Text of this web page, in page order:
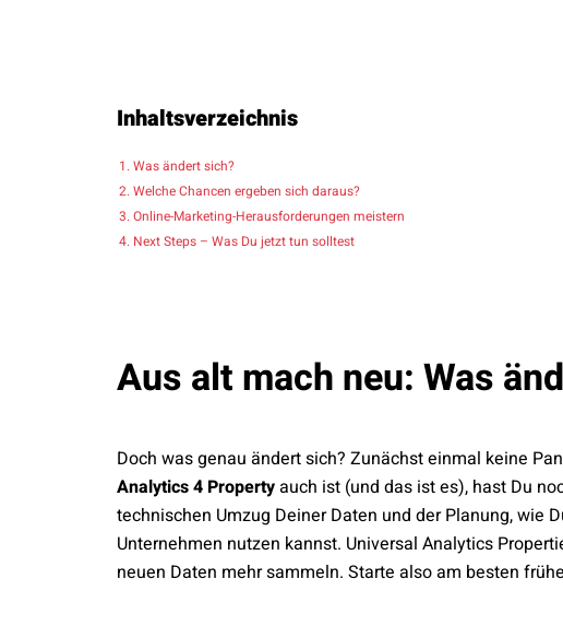
Inhaltsverzeichnis
Was ändert sich?
Welche Chancen ergeben sich daraus?
Online-Marketing-Herausforderungen meistern
Next Steps – Was Du jetzt tun solltest
Aus alt mach neu: Was
Doch was genau ändert sich? Zunächst einmal keine
Analytics 4 Propertyauch ist (und das ist es), hast Du
technischen Umzug Deiner Daten und der Planung, wie
Unternehmen nutzen kannst. Universal Analytics
neuen Daten mehr sammeln. Starte also am besten